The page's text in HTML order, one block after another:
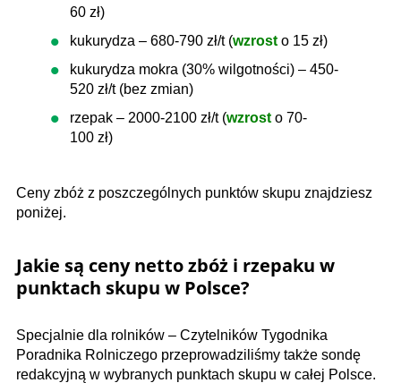
60 zł)
kukurydza – 680-790 zł/t (wzrost o 15 zł)
kukurydza mokra (30% wilgotności) – 450-
520 zł/t (bez zmian)
rzepak – 2000-2100 zł/t (wzrost o 70-
100 zł)
Ceny zbóż z poszczególnych punktów skupu znajdziesz
poniżej.
Jakie są ceny netto zbóż i rzepaku w
punktach skupu w Polsce?
Specjalnie dla rolników – Czytelników Tygodnika
Poradnika Rolniczego przeprowadziliśmy także sondę
redakcyjną w wybranych punktach skupu w całej Polsce.